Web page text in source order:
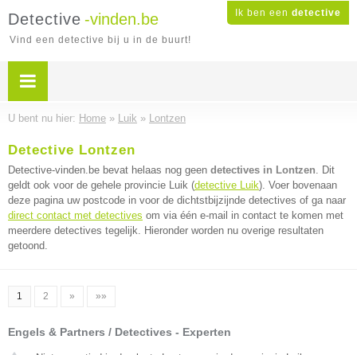
Ik ben een detective
Detective -vinden.be
Vind een detective bij u in de buurt!
U bent nu hier: Home » Luik » Lontzen
Detective Lontzen
Detective-vinden.be bevat helaas nog geen detectives in Lontzen. Dit
geldt ook voor de gehele provincie Luik (detective Luik). Voer bovenaan
deze pagina uw postcode in voor de dichtstbijzijnde detectives of ga naar
direct contact met detectives om via één e-mail in contact te komen met
meerdere detectives tegelijk. Hieronder worden nu overige resultaten
getoond.
1 2 » »»
Engels & Partners / Detectives - Experten